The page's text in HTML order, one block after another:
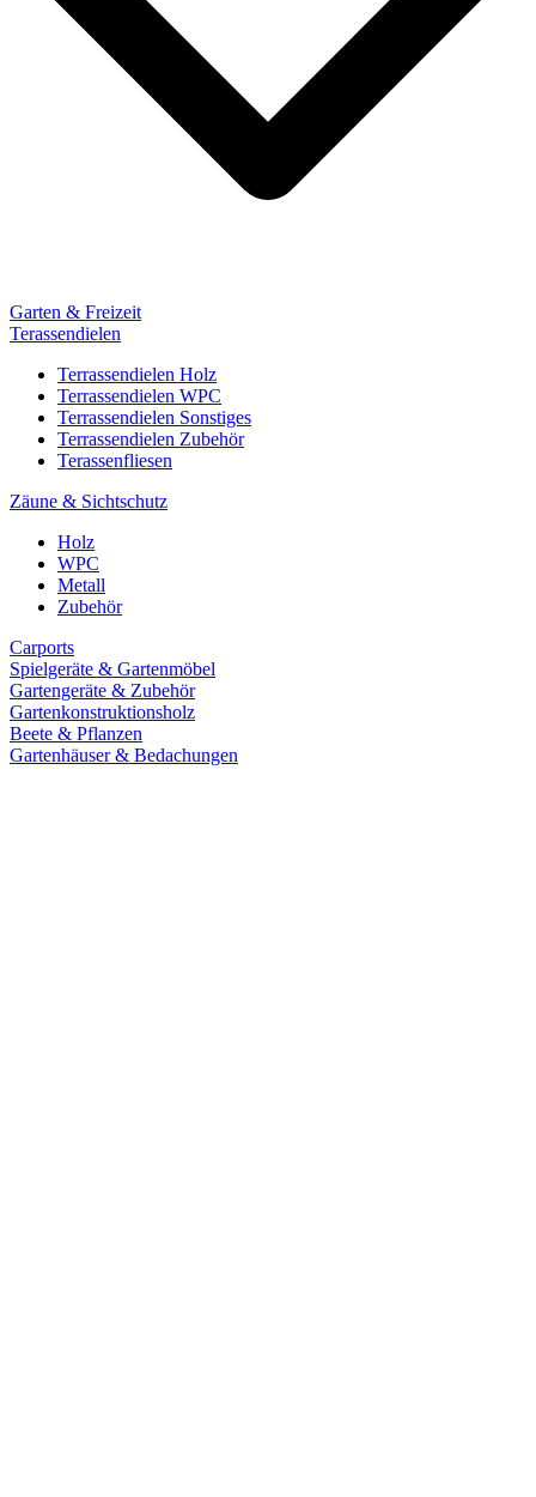
Garten & Freizeit
Terassendielen
Terrassendielen Holz
Terrassendielen WPC
Terrassendielen Sonstiges
Terrassendielen Zubehör
Terassenfliesen
Zäune & Sichtschutz
Holz
WPC
Metall
Zubehör
Carports
Spielgeräte & Gartenmöbel
Gartengeräte & Zubehör
Gartenkonstruktionsholz
Beete & Pflanzen
Gartenhäuser & Bedachungen